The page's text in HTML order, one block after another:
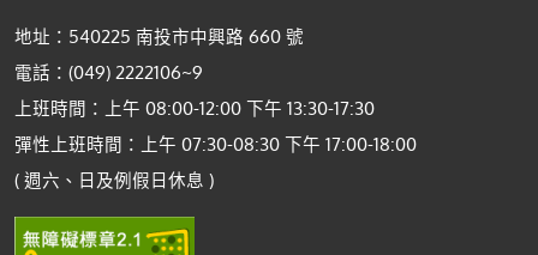
地址：540225 南投市中興路 660 號
電話：(049) 2222106~9
上班時間：上午 08:00-12:00 下午 13:30-17:30
彈性上班時間：上午 07:30-08:30 下午 17:00-18:00
( 週六、日及例假日休息 )